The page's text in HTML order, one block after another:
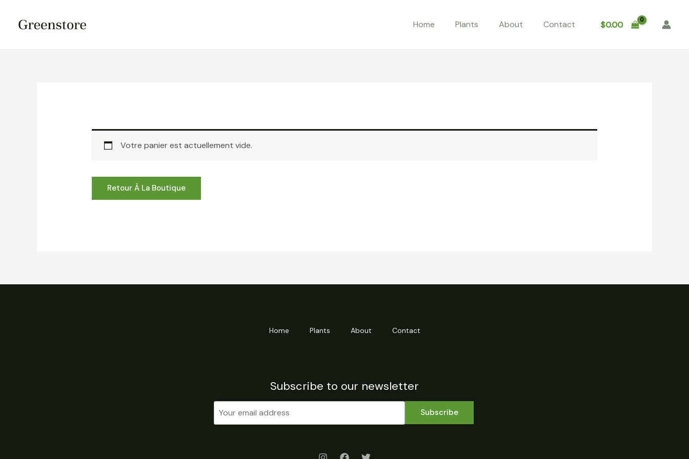
contenu
Home Plants About Contact $0.00
Votre panier est actuellement vide.
Retour À La Boutique
Home Plants About Contact
Subscribe to our newsletter
Subscribe